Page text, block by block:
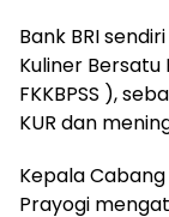
Bank BRI
Kuliner
FKKBPSS ),
KUR dan
Kepala Cabang
Prayogi